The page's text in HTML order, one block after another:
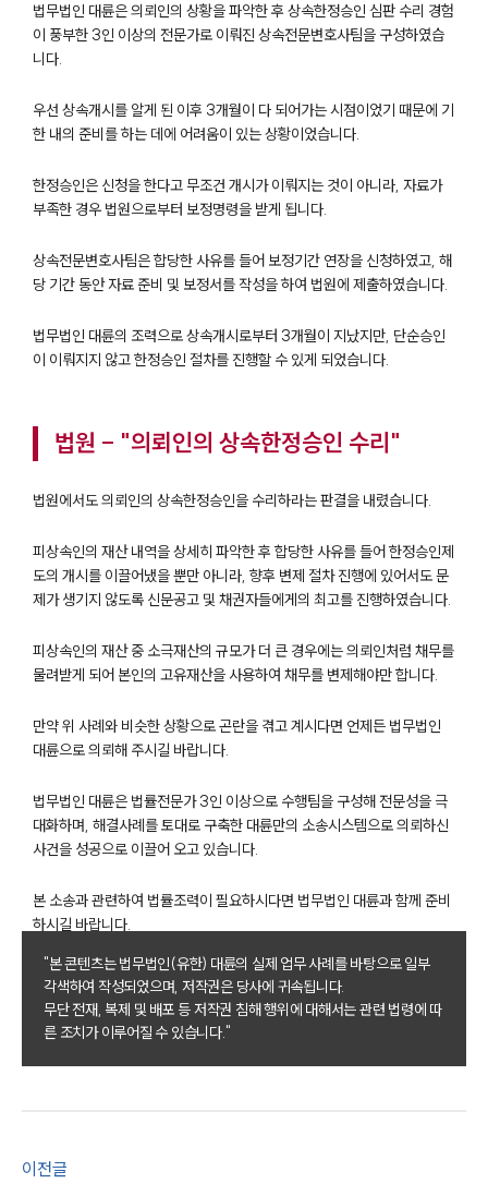
그룹소개
그룹소개
대륜의 강점
글로벌 파트너 로펌
고객의 소리
AI대륜
업무사례
주요 업무사례
사례분석/최신동향
법률지식인
고객후기
업무분야
법무법인 대륜은 의뢰인의 상황을 파악한 후 상속한정승인 심판 수리 경험
이 풍부한 3인 이상의 전문가로 이뤄진 상속전문변호사팀을 구성하였습
니다.
우선 상속개시를 알게 된 이후 3개월이 다 되어가는 시점이었기 때문에 기
한 내의 준비를 하는 데에 어려움이 있는 상황이었습니다.
한정승인은 신청을 한다고 무조건 개시가 이뤄지는 것이 아니라, 자료가
부족한 경우 법원으로부터 보정명령을 받게 됩니다.
상속전문변호사팀은 합당한 사유를 들어 보정기간 연장을 신청하였고, 해
당 기간 동안 자료 준비 및 보정서를 작성을 하여 법원에 제출하였습니다.
법무법인 대륜의 조력으로 상속개시로부터 3개월이 지났지만, 단순승인
이 이뤄지지 않고 한정승인 절차를 진행할 수 있게 되었습니다.
법원 - "의뢰인의 상속한정승인 수리"
법원에서도 의뢰인의 상속한정승인을 수리하라는 판결을 내렸습니다.
피상속인의 재산 내역을 상세히 파악한 후 합당한 사유를 들어 한정승인제
도의 개시를 이끌어냈을 뿐만 아니라, 향후 변제 절차 진행에 있어서도 문
제가 생기지 않도록 신문공고 및 채권자들에게의 최고를 진행하였습니다.
피상속인의 재산 중 소극재산의 규모가 더 큰 경우에는 의뢰인처럼 채무를
물려받게 되어 본인의 고유재산을 사용하여 채무를 변제해야만 합니다.
만약 위 사례와 비슷한 상황으로 곤란을 겪고 계시다면 언제든 법무법인
대륜으로 의뢰해 주시길 바랍니다.
법무법인 대륜은 법률전문가 3인 이상으로 수행팀을 구성해 전문성을 극
대화하며, 해결사례를 토대로 구축한 대륜만의 소송시스템으로 의뢰하신
사건을 성공으로 이끌어 오고 있습니다.
본 소송과 관련하여 법률조력이 필요하시다면 법무법인 대륜과 함께 준비
하시길 바랍니다.
"본 콘텐츠는 법무법인(유한) 대륜의 실제 업무 사례를 바탕으로 일부
각색하여 작성되었으며, 저작권은 당사에 귀속됩니다.
무단 전재, 복제 및 배포 등 저작권 침해 행위에 대해서는 관련 법령에 따
른 조치가 이루어질 수 있습니다."
이전글